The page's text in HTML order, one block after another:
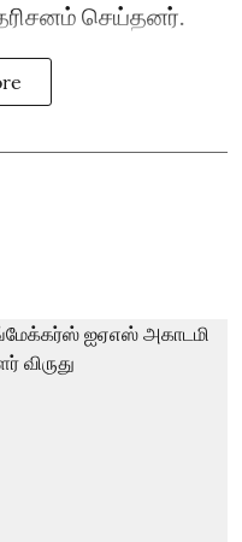
செய்தனர்.